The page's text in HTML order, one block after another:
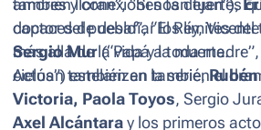
también lloran”, “Si nos dejan”),
doctor del pueblo”, “El Rey,
Sergio Mur(“Papá a toda
cielos”) estelarizan también el
amores y conexiones tan fuertes
capaces de desafiar los límites del
más allá de la vida y la muerte.
Actúan también en la serie,
Victoria, Paola Toyos, Sergio
Axel Alcántara y los primeros